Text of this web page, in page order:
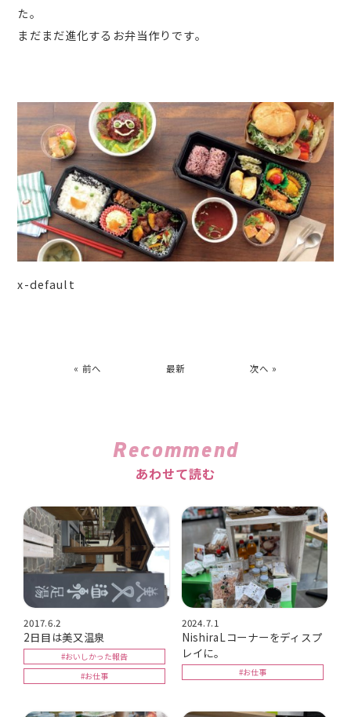
た。
まだまだ進化するお弁当作りです。
x-default
« 前へ 最新 次へ »
Recommend
あわせて読む
2017.6.2
2日目は美又温泉
#おいしかった報告
#お仕事
2024.7.1
NishiraLコーナーをディスプ
レイに。
#お仕事